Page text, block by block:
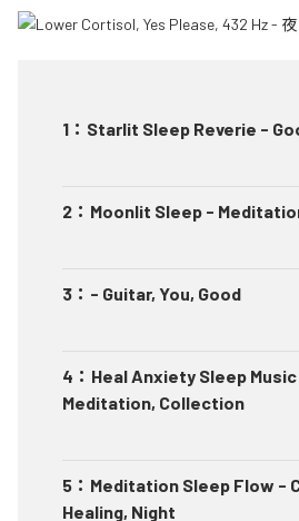
1 ： Starlit Sleep Reverie -
2 ： Moonlit Sleep -
3 ： - Guitar, You, Good
4 ： Heal Anxiety Sleep
Meditation, Collection
5 ： Meditation Sleep Flow -
Healing, Night